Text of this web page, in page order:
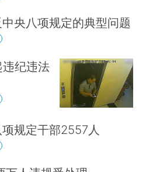
央八项规定的典型问题
纪违法
规定干部2557人